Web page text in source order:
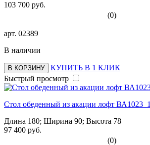
103 700 руб.
(0)
арт. 02389
В наличии
В КОРЗИНУ
КУПИТЬ В 1 КЛИК
Быстрый просмотр
Стол обеденный из акации лофт ВА1023_1
Длина 180; Ширина 90; Высота 78
97 400 руб.
(0)